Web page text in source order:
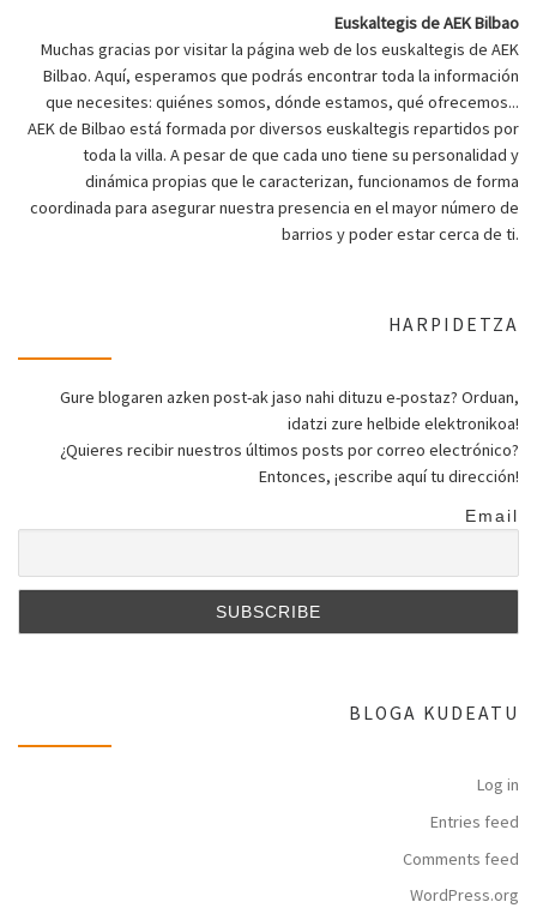
Euskaltegis de AEK Bilbao
Muchas gracias por visitar la página web de los euskaltegis de AEK
Bilbao. Aquí, esperamos que podrás encontrar toda la información
que necesites: quiénes somos, dónde estamos, qué ofrecemos...
AEK de Bilbao está formada por diversos euskaltegis repartidos por
toda la villa. A pesar de que cada uno tiene su personalidad y
dinámica propias que le caracterizan, funcionamos de forma
coordinada para asegurar nuestra presencia en el mayor número de
barrios y poder estar cerca de ti.
HARPIDETZA
Gure blogaren azken post-ak jaso nahi dituzu e-postaz? Orduan,
idatzi zure helbide elektronikoa!
¿Quieres recibir nuestros últimos posts por correo electrónico?
Entonces, ¡escribe aquí tu dirección!
Email
BLOGA KUDEATU
Log in
Entries feed
Comments feed
WordPress.org